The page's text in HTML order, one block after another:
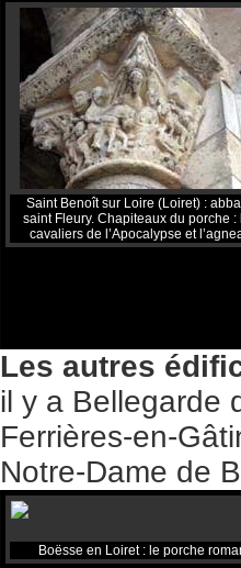
Saint Benoît sur Loire (Loiret) :
saint Fleury. Chapiteaux du porche :
cavaliers de l’Apocalypse et
Les autres
il y a Bellegarde
Ferrières-en-
Notre-Dame de
Boësse en Loiret : le porche